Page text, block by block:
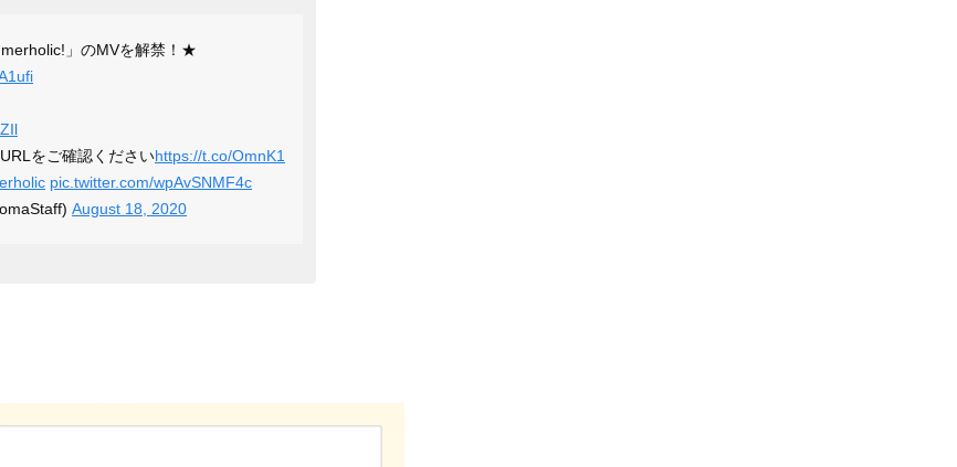
」のMVを解禁！★
をご確認くださいhttps://t.co/OmnK1
pic.twitter.com/wpAvSNMF4c
August 18, 2020